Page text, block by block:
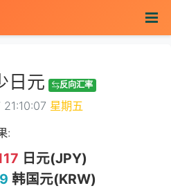
日元 反向汇率
星期五
:
日元(JPY)
韩国元(KRW)